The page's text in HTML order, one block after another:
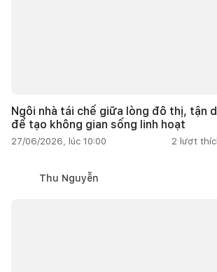
Ngôi nhà tái chế giữa lòng đô thị, tận
để tạo không gian sống linh hoạt
27/06/2026, lúc 10:00 2 lượt
Thu Nguyễn